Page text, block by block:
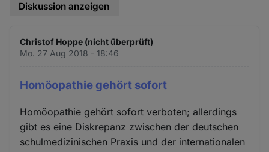
Diskussion anzeigen
Christof Hoppe (nicht überprüft)
Mo. 27 Aug 2018 - 18:46
Homöopathie gehört sofort
Homöopathie gehört sofort verboten; allerdings
gibt es eine Diskrepanz zwischen der deutschen
schulmedizinischen Praxis und der internationalen